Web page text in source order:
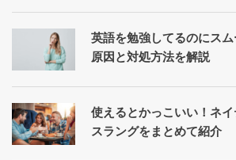
英語を勉強してるのにスム
原因と対処方法を解説
使えるとかっこいい！ネ
スラングをまとめて紹介